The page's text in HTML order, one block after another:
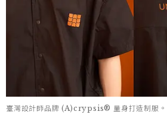
臺灣設計師品牌 (A)crypsis® 量身打造制服。